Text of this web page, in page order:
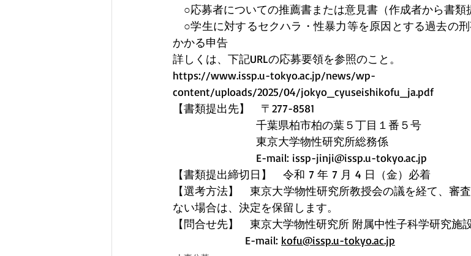
○応募者についての推薦書または意見書（作成者から書類
○学生に対するセクハラ・性暴力等を原因とする過去の
かかる申告
詳しくは、下記URLの応募要領を参照のこと。
https://www.issp.u-tokyo.ac.jp/news/wp-
content/uploads/2025/04/jokyo_cyuseishikofu_ja.pdf
【書類提出先】　〒277-8581
千葉県柏市柏の葉５丁目１番５号
東京大学物性研究所総務係
E-mail: issp-jinji@issp.u-tokyo.ac.jp
【書類提出締切日】　令和 7 年 7 月 4 日（金）必着
【選考方法】　東京大学物性研究所教授会の議を経て、審
ない場合は、決定を保留します。
【問合せ先】　東京大学物性研究所 附属中性子科学研究施
E-mail: kofu@issp.u-tokyo.ac.jp